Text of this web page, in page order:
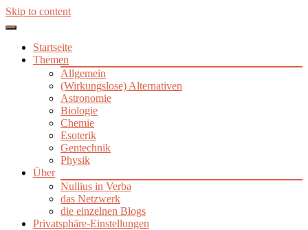
Skip to content
Startseite
Themen
Allgemein
(Wirkungslose) Alternativen
Astronomie
Biologie
Chemie
Esoterik
Gentechnik
Physik
Über
Nullius in Verba
das Netzwerk
die einzelnen Blogs
Privatsphäre-Einstellungen